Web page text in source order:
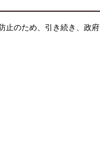
止のため、引き続き、政府